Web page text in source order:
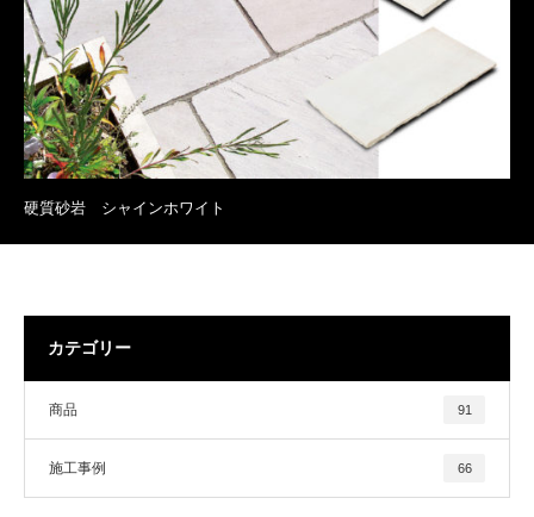
硬質砂岩 シャインホワイト
カテゴリー
商品 91
施工事例 66